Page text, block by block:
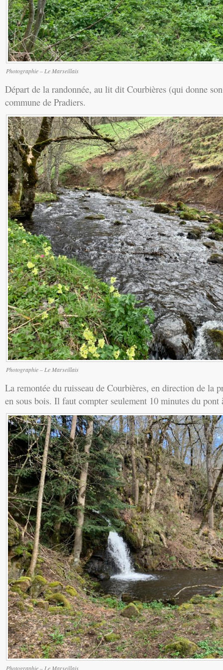
Photographie – Le Marseillais
Départ de la randonnée, au lit dit Courbières (qui donne
commune de Pradiers.
Photographie – Le Marseillais
La remontée du ruisseau de Courbières, en direction de la
en sous bois. Il faut compter seulement 10 minutes du pont
Photographie – Le Marseillais